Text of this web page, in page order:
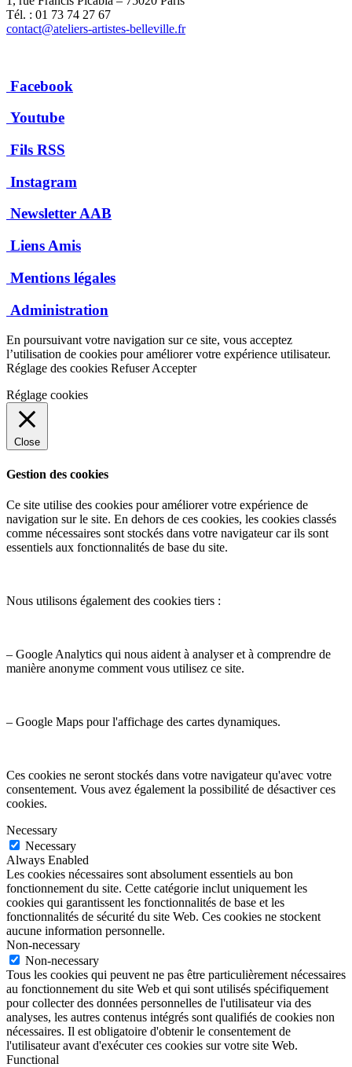
Tél. : 01 73 74 27 67
contact@ateliers-artistes-belleville.fr
Facebook
Youtube
Fils RSS
Instagram
Newsletter AAB
Liens Amis
Mentions légales
Administration
En poursuivant votre navigation sur ce site, vous acceptez
l’utilisation de cookies pour améliorer votre expérience utilisateur.
Réglage des cookies Refuser Accepter
Réglage cookies
Close
Gestion des cookies
Ce site utilise des cookies pour améliorer votre expérience de
navigation sur le site. En dehors de ces cookies, les cookies classés
comme nécessaires sont stockés dans votre navigateur car ils sont
essentiels aux fonctionnalités de base du site.
Nous utilisons également des cookies tiers :
– Google Analytics qui nous aident à analyser et à comprendre de
manière anonyme comment vous utilisez ce site.
– Google Maps pour l'affichage des cartes dynamiques.
Ces cookies ne seront stockés dans votre navigateur qu'avec votre
consentement. Vous avez également la possibilité de désactiver ces
cookies.
Necessary
Necessary
Always Enabled
Les cookies nécessaires sont absolument essentiels au bon
fonctionnement du site. Cette catégorie inclut uniquement les
cookies qui garantissent les fonctionnalités de base et les
fonctionnalités de sécurité du site Web. Ces cookies ne stockent
aucune information personnelle.
Non-necessary
Non-necessary
Tous les cookies qui peuvent ne pas être particulièrement nécessaires
au fonctionnement du site Web et qui sont utilisés spécifiquement
pour collecter des données personnelles de l'utilisateur via des
analyses, les autres contenus intégrés sont qualifiés de cookies non
nécessaires. Il est obligatoire d'obtenir le consentement de
l'utilisateur avant d'exécuter ces cookies sur votre site Web.
Functional